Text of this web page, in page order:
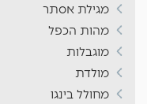
מגילת אסתר
מהות הכפל
מוגבלות
מולדת
מחולל בינגו